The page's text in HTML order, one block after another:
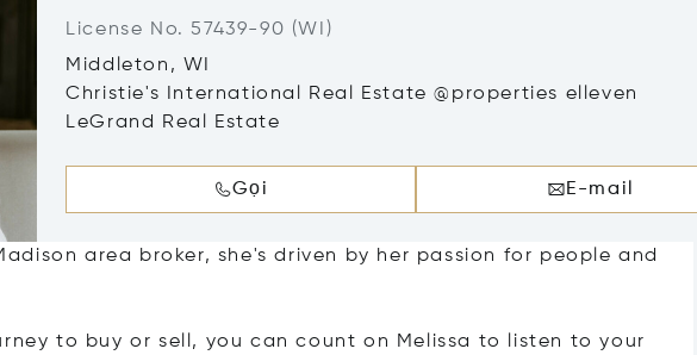
License No. 57439-90 (WI)
Middleton, WI
Christie's International Real Estate @properties elleven
LeGrand Real Estate
Gọi E-mail
area broker, she's driven by her passion for people and
to buy or sell, you can count on Melissa to listen to your